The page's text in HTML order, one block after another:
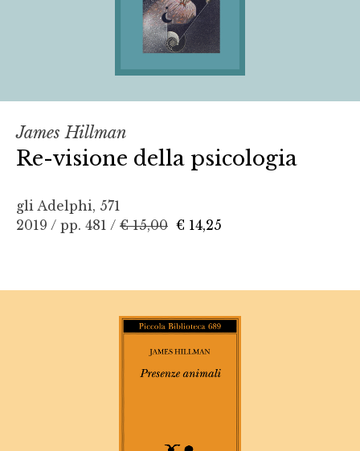
James Hillman
Re-visione della psicologia
gli Adelphi, 571
2019 / pp. 481 / € 15,00 € 14,25